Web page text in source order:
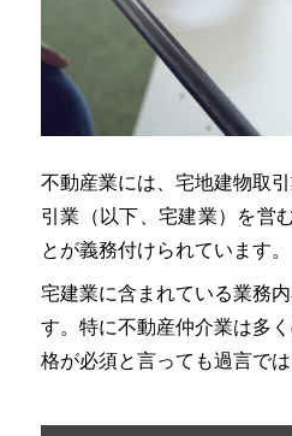
不動産業には、宅地建物取
引業（以下、宅建業）を営
とが義務付けられています。
宅建業に含まれている業務
す。特に不動産仲介業は多
格が必須と言っても過言では